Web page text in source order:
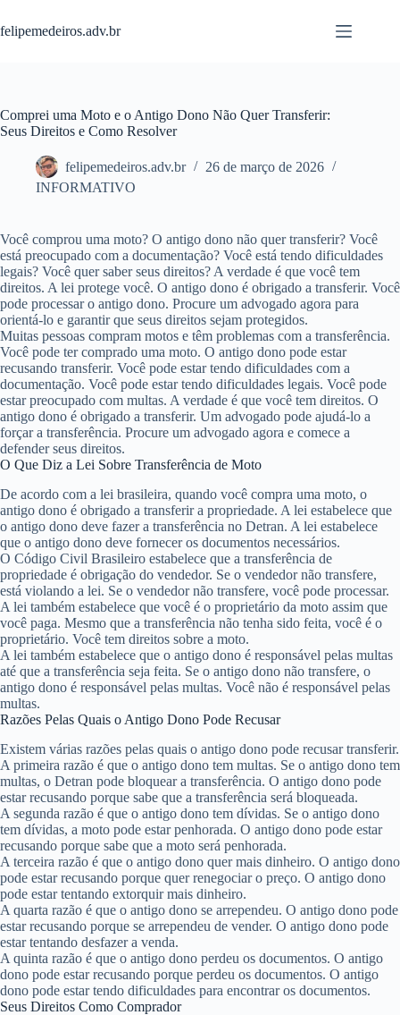
para
o
felipemedeiros.adv.br
Comprei uma Moto e o Antigo Dono Não Quer Transferir:
Seus Direitos e Como Resolver
felipemedeiros.adv.br
26 de março de 2026
INFORMATIVO
Você comprou uma moto? O antigo dono não quer transferir? Você
está preocupado com a documentação? Você está tendo dificuldades
legais? Você quer saber seus direitos? A verdade é que você tem
direitos. A lei protege você. O antigo dono é obrigado a transferir. Você
pode processar o antigo dono. Procure um advogado agora para
orientá-lo e garantir que seus direitos sejam protegidos.
Muitas pessoas compram motos e têm problemas com a transferência.
Você pode ter comprado uma moto. O antigo dono pode estar
recusando transferir. Você pode estar tendo dificuldades com a
documentação. Você pode estar tendo dificuldades legais. Você pode
estar preocupado com multas. A verdade é que você tem direitos. O
antigo dono é obrigado a transferir. Um advogado pode ajudá-lo a
forçar a transferência. Procure um advogado agora e comece a
defender seus direitos.
O Que Diz a Lei Sobre Transferência de Moto
De acordo com a lei brasileira, quando você compra uma moto, o
antigo dono é obrigado a transferir a propriedade. A lei estabelece que
o antigo dono deve fazer a transferência no Detran. A lei estabelece
que o antigo dono deve fornecer os documentos necessários.
O Código Civil Brasileiro estabelece que a transferência de
propriedade é obrigação do vendedor. Se o vendedor não transfere,
está violando a lei. Se o vendedor não transfere, você pode processar.
A lei também estabelece que você é o proprietário da moto assim que
você paga. Mesmo que a transferência não tenha sido feita, você é o
proprietário. Você tem direitos sobre a moto.
A lei também estabelece que o antigo dono é responsável pelas multas
até que a transferência seja feita. Se o antigo dono não transfere, o
antigo dono é responsável pelas multas. Você não é responsável pelas
multas.
Razões Pelas Quais o Antigo Dono Pode Recusar
Existem várias razões pelas quais o antigo dono pode recusar transferir.
A primeira razão é que o antigo dono tem multas. Se o antigo dono tem
multas, o Detran pode bloquear a transferência. O antigo dono pode
estar recusando porque sabe que a transferência será bloqueada.
A segunda razão é que o antigo dono tem dívidas. Se o antigo dono
tem dívidas, a moto pode estar penhorada. O antigo dono pode estar
recusando porque sabe que a moto será penhorada.
A terceira razão é que o antigo dono quer mais dinheiro. O antigo dono
pode estar recusando porque quer renegociar o preço. O antigo dono
pode estar tentando extorquir mais dinheiro.
A quarta razão é que o antigo dono se arrependeu. O antigo dono pode
estar recusando porque se arrependeu de vender. O antigo dono pode
estar tentando desfazer a venda.
A quinta razão é que o antigo dono perdeu os documentos. O antigo
dono pode estar recusando porque perdeu os documentos. O antigo
dono pode estar tendo dificuldades para encontrar os documentos.
Seus Direitos Como Comprador